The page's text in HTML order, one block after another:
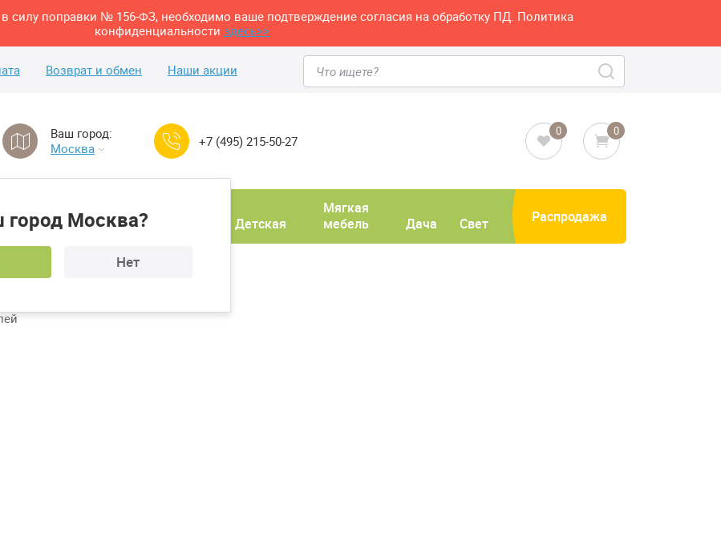
силу поправки № 156-ФЗ, необходимо ваше подтверждение согласия на обработку ПД. Политика
конфиденциальности здесь>>
Возврат и обмен Наши акции
Ваш город:
Москва
город Москва?
Нет
+7 (495) 215-50-27
0 0
кабинет
Детская
Мягкая
мебель
Дача Свет Распродажа
панели